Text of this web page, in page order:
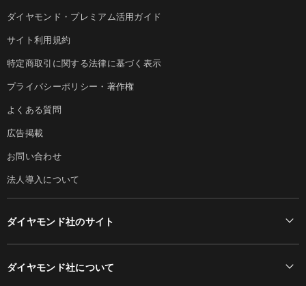
ダイヤモンド・プレミアム活用ガイド
サイト利用規約
特定商取引に関する法律に基づく表示
プライバシーポリシー・著作権
よくある質問
広告掲載
お問い合わせ
法人導入について
ダイヤモンド社のサイト
ダイヤモンド社について